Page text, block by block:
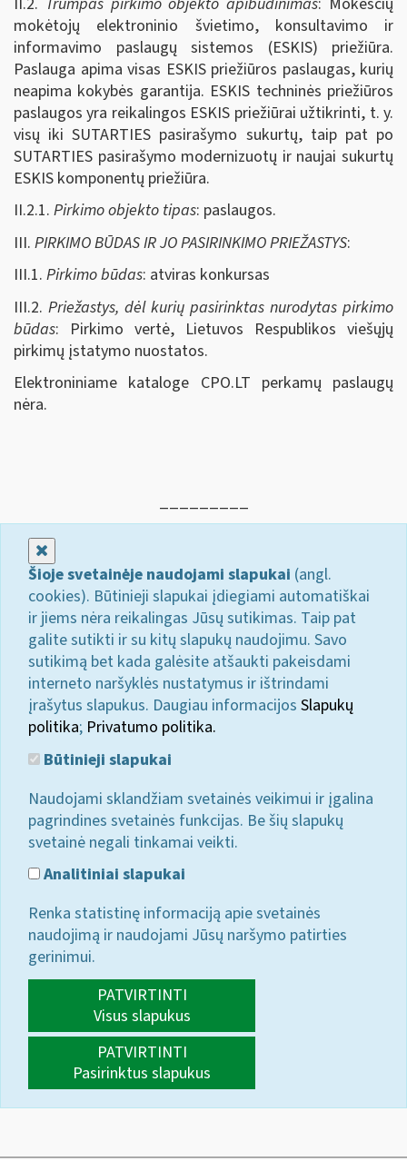
mokėtojų elektroninio švietimo, konsultavimo ir
informavimo paslaugų sistemos (ESKIS) priežiūra.
Paslauga apima visas ESKIS priežiūros paslaugas, kurių
neapima kokybės garantija. ESKIS techninės priežiūros
paslaugos yra reikalingos ESKIS priežiūrai užtikrinti, t. y.
visų iki SUTARTIES pasirašymo sukurtų, taip pat po
SUTARTIES pasirašymo modernizuotų ir naujai sukurtų
ESKIS komponentų priežiūra.
II.2.1. Pirkimo objekto tipas: paslaugos.
III. PIRKIMO BŪDAS IR JO PASIRINKIMO PRIEŽASTYS:
III.1. Pirkimo būdas: atviras konkursas
III.2. Priežastys, dėl kurių pasirinktas nurodytas pirkimo
būdas: Pirkimo vertė, Lietuvos Respublikos viešųjų
pirkimų įstatymo nuostatos.
Elektroniniame kataloge CPO.LT perkamų paslaugų
nėra.
Šioje svetainėje naudojami slapukai (angl.
cookies). Būtinieji slapukai įdiegiami automatiškai
ir jiems nėra reikalingas Jūsų sutikimas. Taip pat
galite sutikti ir su kitų slapukų naudojimu. Savo
sutikimą bet kada galėsite atšaukti pakeisdami
interneto naršyklės nustatymus ir ištrindami
įrašytus slapukus. Daugiau informacijos Slapukų
politika; Privatumo politika.
Būtinieji slapukai
Naudojami sklandžiam svetainės veikimui ir įgalina
pagrindines svetainės funkcijas. Be šių slapukų
svetainė negali tinkamai veikti.
Analitiniai slapukai
Renka statistinę informaciją apie svetainės
naudojimą ir naudojami Jūsų naršymo patirties
gerinimui.
PATVIRTINTI
Visus slapukus
PATVIRTINTI
Pasirinktus slapukus